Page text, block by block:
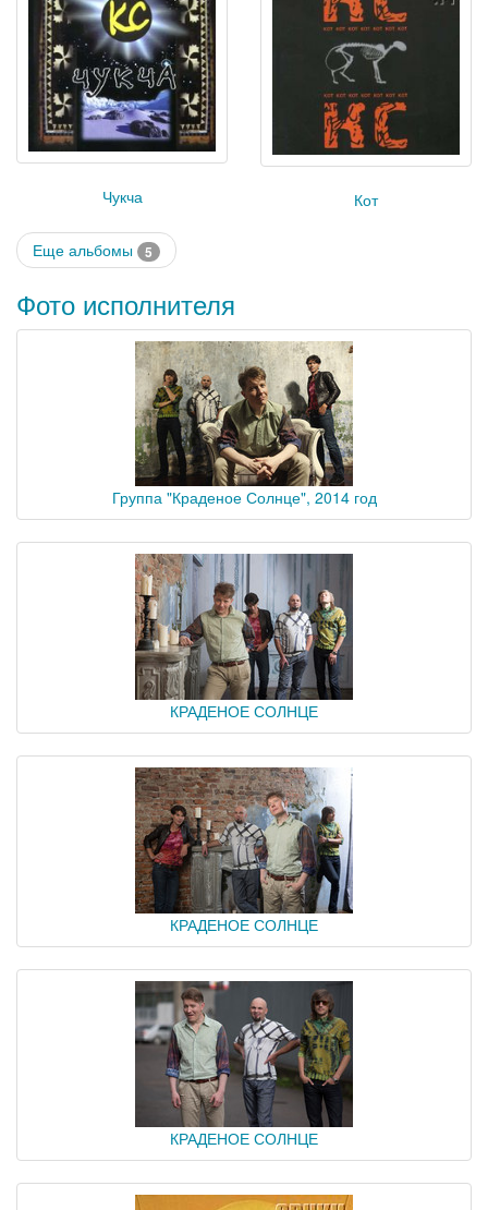
Чукча Кот
Еще альбомы 5
Фото исполнителя
Группа "Краденое Солнце", 2014 год
КРАДЕНОЕ СОЛНЦЕ
КРАДЕНОЕ СОЛНЦЕ
КРАДЕНОЕ СОЛНЦЕ